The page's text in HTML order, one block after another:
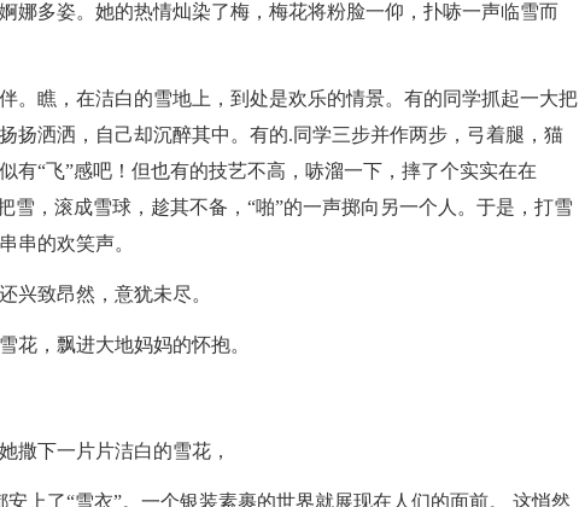
娜多姿。她的热情灿染了梅，梅花将粉脸一仰，扑哧一声临雪而
。瞧，在洁白的雪地上，到处是欢乐的情景。有的同学抓起一大把
扬洒洒，自己却沉醉其中。有的.同学三步并作两步，弓着腿，猫
“飞”感吧！但也有的技艺不高，哧溜一下，摔了个实实在在
雪，滚成雪球，趁其不备，“啪”的一声掷向另一个人。于是，打雪
串的欢笑声。
兴致昂然，意犹未尽。
花，飘进大地妈妈的怀抱。
撒下一片片洁白的雪花，
上了“雪衣”。一个银装素裹的世界就展现在人们的面前。 这悄然